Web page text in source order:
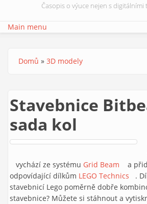
Časopis o výuce nejen s
Main menu
Jste zde
Domů » 3D modely
Stavebnice
sada kol
(link is external)
vychází ze systému Grid Beam (link is
a
odpovídající dílkům LEGO Technics
.
stavebnicí Lego poměrně dobře
stavebnice? Můžete si stáhnout a